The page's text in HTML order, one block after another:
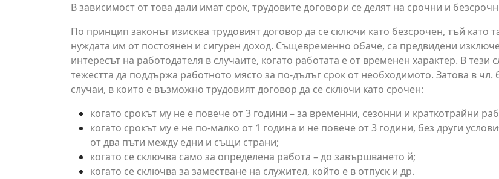
В зависимост от това дали имат срок, трудовите договори се делят на срочни и
По принцип законът изисква трудовият договор да се сключи като безсрочен, тъй като
нуждата им от постоянен и сигурен доход. Същевременно обаче, са предвидени
интересът на работодателя в случаите, когато работата е от временен характер. В
тежестта да поддържа работното място за по-дълъг срок от необходимото. Затова в чл.
случаи, в които е възможно трудовият договор да се сключи като срочен:
когато срокът му не е повече от 3 години – за временни, сезонни и краткотрайни
когато срокът му е не по-малко от 1 година и не повече от 3 години, без други
от два пъти между едни и същи страни;
когато се сключва само за определена работа – до завършването й;
когато се сключва за заместване на служител, който е в отпуск и др.